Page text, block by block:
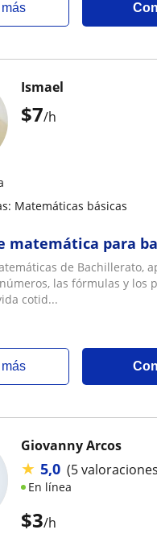
más
$7/h
Ismael
Matemáticas básicas
matemática para
de Bachillerato,
las fórmulas y los
cotid...
más
$3/h
Giovanny Arcos
★ 5,0 (5
En línea